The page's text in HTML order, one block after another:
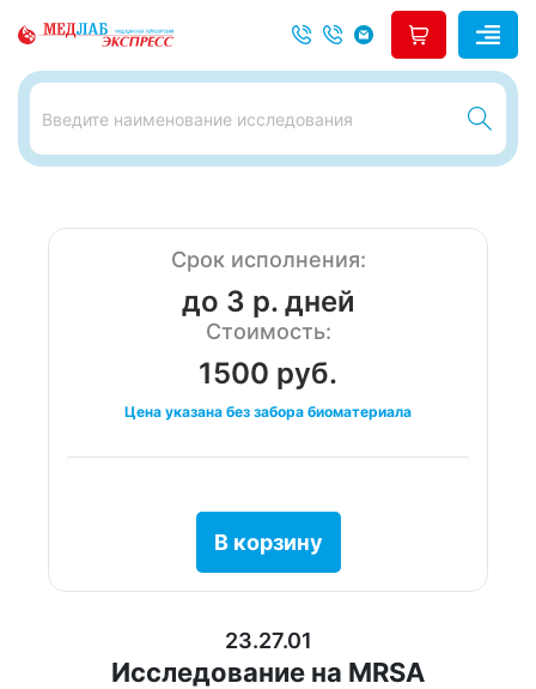
23.27.01
Исследование на MRSA
Срок исполнения:
до 3 р. дней
Стоимость:
1500 руб.
Цена указана без забора биоматериала
В корзину